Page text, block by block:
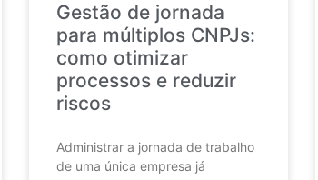
Gestão de jornada
para múltiplos CNPJs:
como otimizar
processos e reduzir
riscos
Administrar a jornada de trabalho
de uma única empresa já